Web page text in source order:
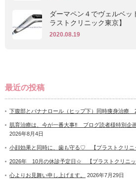
ダーマペン４でヴェルベ
ラストクリニック東京】
2020.08.19
最近の投稿
下腹部とバナナロール（ヒップ下）同時痩身治療
肌育治療は、今が一番大事‼ ブログ読者様特別企
2026年8月4日
小顔効果と同時に、歯も守る♡ 【プラストクリニ
2026年 10月の休診予定日☆ 【プラストクリニッ
心よりお見舞い申し上げます。 2026年7月29日